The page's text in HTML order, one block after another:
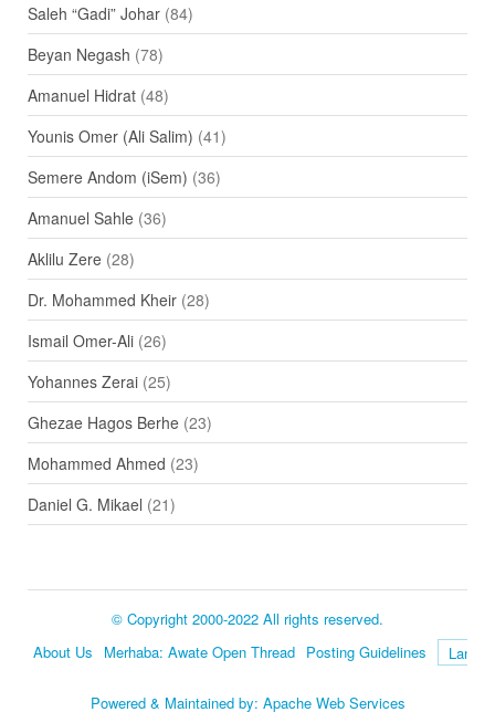
Saleh “Gadi” Johar(84)
Beyan Negash (78)
Amanuel Hidrat(48)
Younis Omer (Ali Salim) (41)
Semere Andom (iSem) (36)
Amanuel Sahle(36)
Aklilu Zere(28)
Dr. Mohammed Kheir(28)
Ismail Omer-Ali(26)
Yohannes Zerai(25)
Ghezae Hagos Berhe(23)
Mohammed Ahmed (23)
Daniel G. Mikael (21)
© Copyright 2000-2022 All rights reserved.
About Us
Merhaba: Awate Open Thread Posting Guidelines
Language
Powered & Maintained by: Apache Web Services